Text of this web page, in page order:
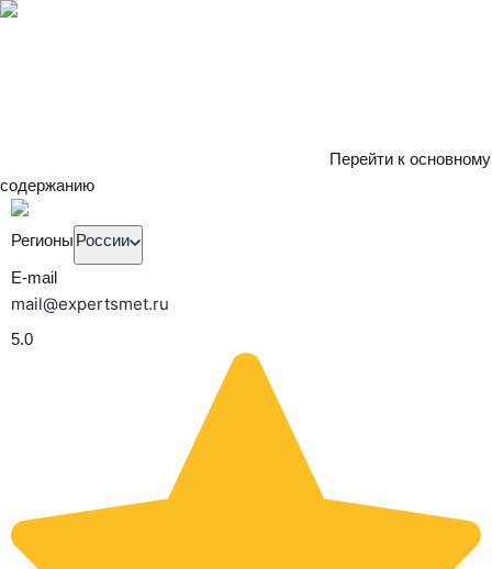
Перейти к основному
содержанию
Регионы России
E-mail
mail@expertsmet.ru
5.0